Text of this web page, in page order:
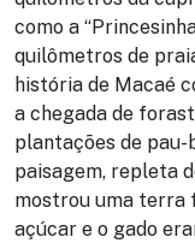
como a
quilômetros de
história de Macaé
a chegada de
plantações de
paisagem, repleta
mostrou uma terra
açúcar e o gado